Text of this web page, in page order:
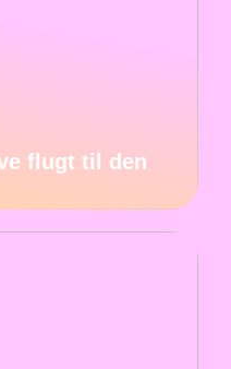
flugt til den